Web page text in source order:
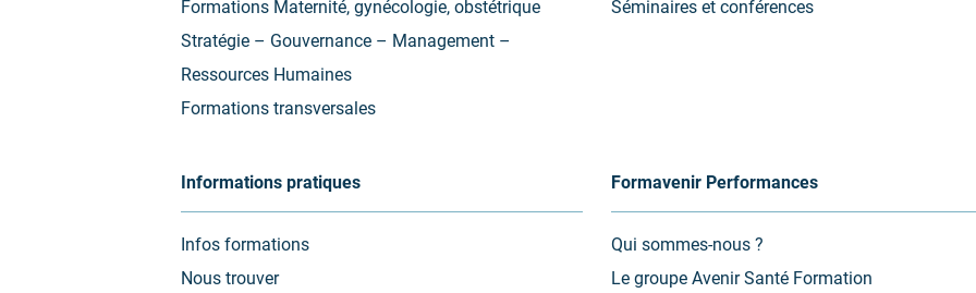
Formations Maternité, gynécologie, obstétrique
Stratégie – Gouvernance – Management –
Ressources Humaines
Formations transversales
Séminaires et conférences
Informations pratiques
Infos formations
Nous trouver
Formavenir Performances
Qui sommes-nous ?
Le groupe Avenir Santé Formation